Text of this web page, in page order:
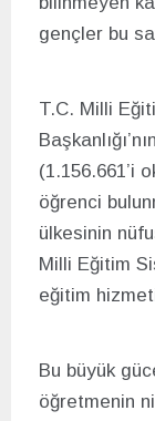
gençler bu
T.C. Milli
(1.156.661’i
öğrenci
ülkesinin
Milli Eğitim
eğitim
Bu büyük
öğretmenin